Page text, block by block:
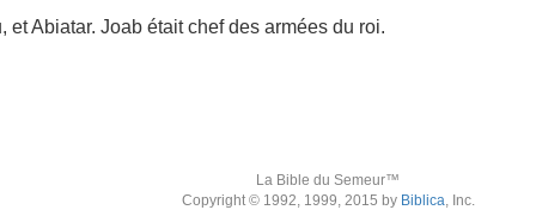
Abiatar. Joab était chef des armées du roi.
La Bible du Semeur™
Copyright © 1992, 1999, 2015 by Biblica, Inc.